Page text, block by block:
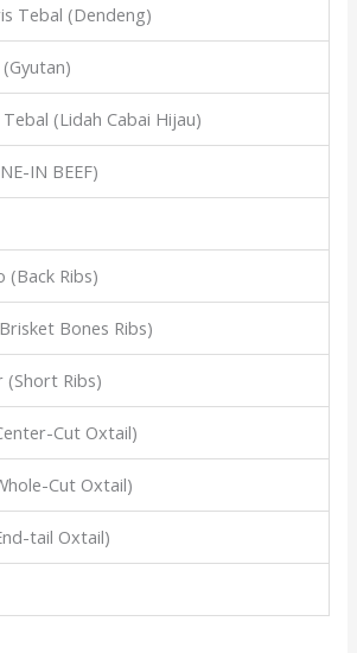
Tebal (Dendeng)
(Lidah Cabai Hijau)
IN BEEF)
(Back Ribs)
Bones Ribs)
(Short Ribs)
Cut Oxtail)
Cut Oxtail)
tail Oxtail)